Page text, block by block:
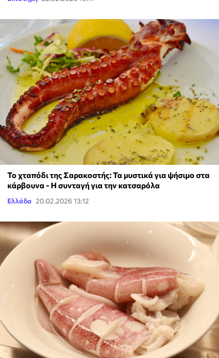
Το χταπόδι της Σαρακοστής: Τα μυστικά για ψήσιμο στα
κάρβουνα - Η συνταγή για την κατσαρόλα
Ελλάδα 20.02.2026 13:12